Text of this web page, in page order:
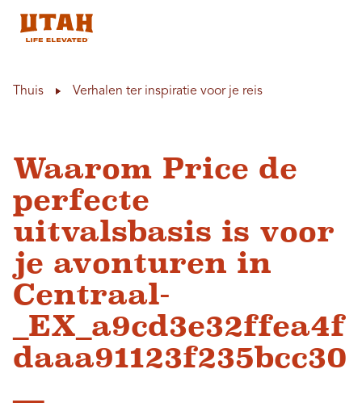
Thuis Verhalen ter inspiratie voor je reis
Waarom Price de
perfecte
uitvalsbasis is voor
je avonturen in
Centraal-
_EX_a9cd3e32ffea4f
daaa91123f235bcc30